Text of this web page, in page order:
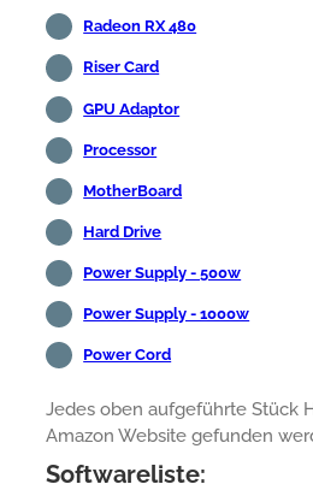
Radeon RX 480
Riser Card
GPU Adaptor
Processor
MotherBoard
Hard Drive
Power Supply - 500w
Power Supply - 1000w
Power Cord
Jedes oben aufgeführte Stück
Amazon Website gefunden
Softwareliste: